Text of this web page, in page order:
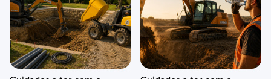
Formação
Contactos